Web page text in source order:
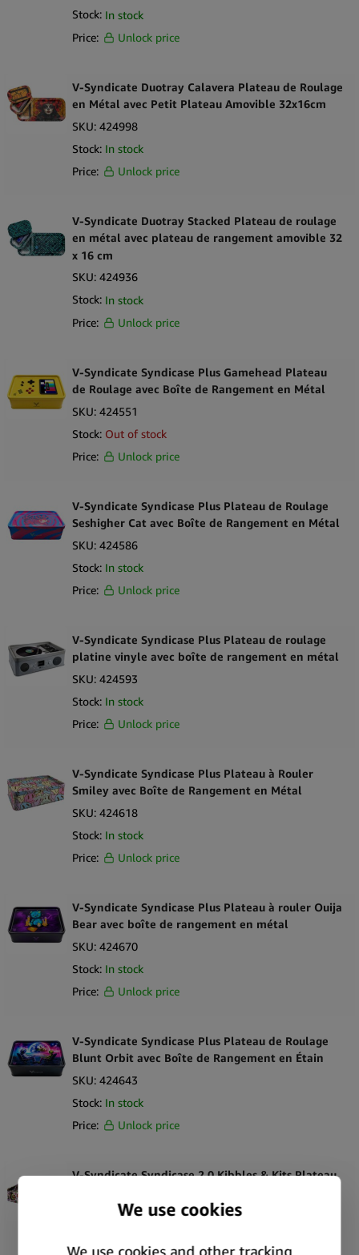
Stock: In stock
Price:
Unlock price
V-Syndicate Duotray Calavera Plateau de Roulage
en Métal avec Petit Plateau Amovible 32x16cm
SKU: 424998
Stock: In stock
Price:
Unlock price
V-Syndicate Duotray Stacked Plateau de roulage
en métal avec plateau de rangement amovible 32
x 16 cm
SKU: 424936
Stock: In stock
Price:
Unlock price
V-Syndicate Syndicase Plus Gamehead Plateau
de Roulage avec Boîte de Rangement en Métal
SKU: 424551
Stock: Out of stock
Price:
Unlock price
V-Syndicate Syndicase Plus Plateau de Roulage
Seshigher Cat avec Boîte de Rangement en Métal
SKU: 424586
Stock: In stock
Price:
Unlock price
V-Syndicate Syndicase Plus Plateau de roulage
platine vinyle avec boîte de rangement en métal
SKU: 424593
Stock: In stock
Price:
Unlock price
V-Syndicate Syndicase Plus Plateau à Rouler
Smiley avec Boîte de Rangement en Métal
SKU: 424618
Stock: In stock
Price:
Unlock price
V-Syndicate Syndicase Plus Plateau à rouler Ouija
Bear avec boîte de rangement en métal
SKU: 424670
Stock: In stock
Price:
Unlock price
V-Syndicate Syndicase Plus Plateau de Roulage
Blunt Orbit avec Boîte de Rangement en Étain
SKU: 424643
Stock: In stock
Price:
Unlock price
V-Syndicate Syndicase 2.0 Kibbles & Kits Plateau
424684